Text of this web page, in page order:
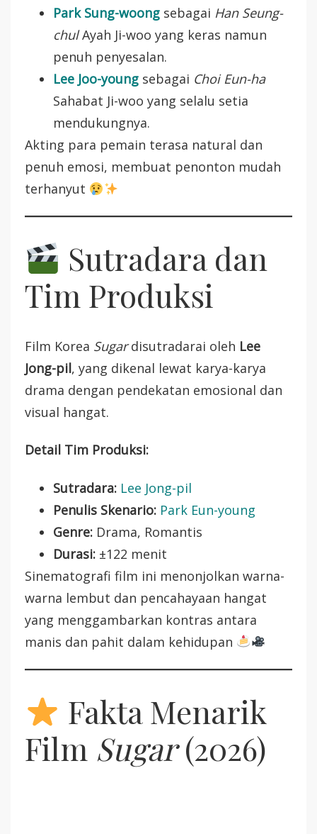
Park Sung-woong sebagai Han Seung-
chulAyah Ji-woo yang keras namun
penuh penyesalan.
Lee Joo-young sebagai Choi Eun-ha
Sahabat Ji-woo yang selalu setia
mendukungnya.
Akting para pemain terasa natural dan
penuh emosi, membuat penonton mudah
terhanyut
Sutradara dan
Tim Produksi
Film Korea Sugardisutradarai oleh Lee
Jong-pil, yang dikenal lewat karya-karya
drama dengan pendekatan emosional dan
visual hangat.
Detail Tim Produksi:
Sutradara: Lee Jong-pil
Penulis Skenario: Park Eun-young
Genre: Drama, Romantis
Durasi: ±122 menit
Sinematografi film ini menonjolkan warna-
warna lembut dan pencahayaan hangat
yang menggambarkan kontras antara
manis dan pahit dalam kehidupan
Fakta Menarik
Film Sugar(2026)